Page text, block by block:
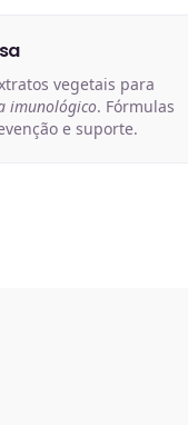
vegetais para
imunológico. Fórmulas
e suporte.